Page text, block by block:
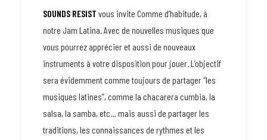
SOUNDS RESIST vous invite Comme d’habitude, à
notre Jam Latina. Avec de nouvelles musiques que
vous pourrez apprécier et aussi de nouveaux
instruments à votre disposition pour jouer. L’objectif
sera évidemment comme toujours de partager “les
musiques latines”, comme la chacarera cumbia, la
salsa, la samba, etc… mais aussi de partager les
traditions, les connaissances de rythmes et les